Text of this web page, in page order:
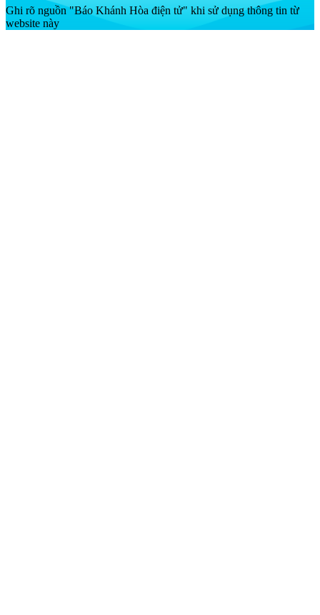
Ghi rõ nguồn "Báo Khánh Hòa điện tử" khi sử dụng thông tin từ
website này